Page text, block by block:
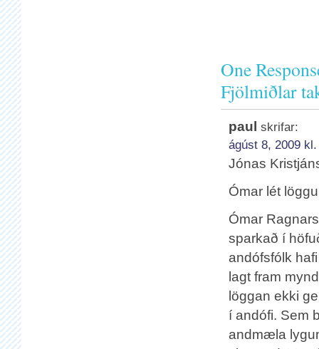
One
Fjölmiðlar
paul skrifar:
ágúst 8, 2009
Jónas
Ómar lét
Ómar
sparkað í
andófsfólk
lagt fram
löggan ekki
í andófi. Sem
andmæla